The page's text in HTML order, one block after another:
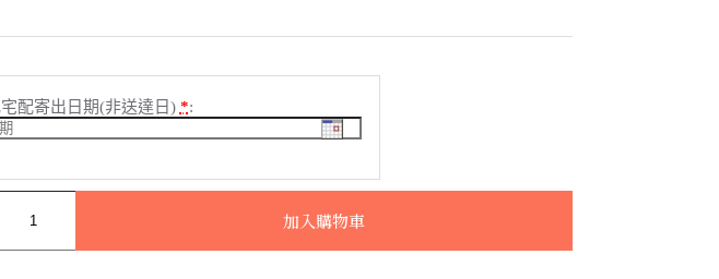
宅配寄出日期(非送達日) *:
加入購物車